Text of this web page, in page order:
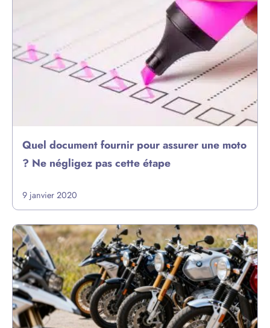
Quel document fournir pour assurer une moto
? Ne négligez pas cette étape
9 janvier 2020